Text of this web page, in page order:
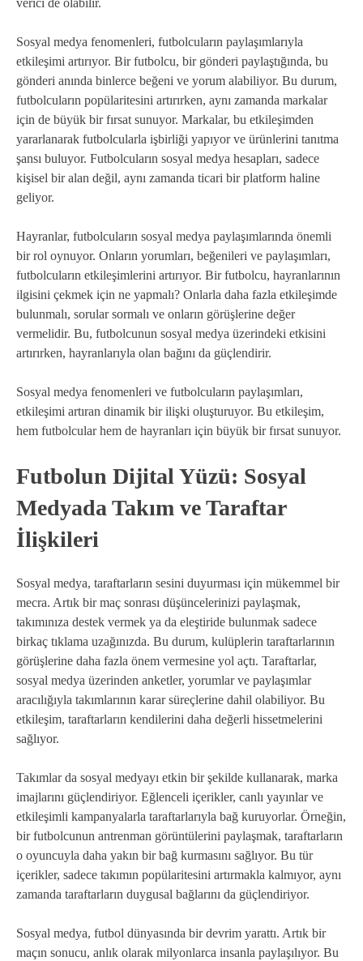
Sosyal medya fenomenleri, futbolcuların paylaşımlarıyla
etkileşimi artırıyor. Bir futbolcu, bir gönderi paylaştığında, bu
gönderi anında binlerce beğeni ve yorum alabiliyor. Bu durum,
futbolcuların popülaritesini artırırken, aynı zamanda markalar
için de büyük bir fırsat sunuyor. Markalar, bu etkileşimden
yararlanarak futbolcularla işbirliği yapıyor ve ürünlerini tanıtma
şansı buluyor. Futbolcuların sosyal medya hesapları, sadece
kişisel bir alan değil, aynı zamanda ticari bir platform haline
geliyor.
Hayranlar, futbolcuların sosyal medya paylaşımlarında önemli
bir rol oynuyor. Onların yorumları, beğenileri ve paylaşımları,
futbolcuların etkileşimlerini artırıyor. Bir futbolcu, hayranlarının
ilgisini çekmek için ne yapmalı? Onlarla daha fazla etkileşimde
bulunmalı, sorular sormalı ve onların görüşlerine değer
vermelidir. Bu, futbolcunun sosyal medya üzerindeki etkisini
artırırken, hayranlarıyla olan bağını da güçlendirir.
Sosyal medya fenomenleri ve futbolcuların paylaşımları,
etkileşimi artıran dinamik bir ilişki oluşturuyor. Bu etkileşim,
hem futbolcular hem de hayranları için büyük bir fırsat sunuyor.
Futbolun Dijital Yüzü: Sosyal
Medyada Takım ve Taraftar
İlişkileri
Sosyal medya, taraftarların sesini duyurması için mükemmel bir
mecra. Artık bir maç sonrası düşüncelerinizi paylaşmak,
takımınıza destek vermek ya da eleştiride bulunmak sadece
birkaç tıklama uzağınızda. Bu durum, kulüplerin taraftarlarının
görüşlerine daha fazla önem vermesine yol açtı. Taraftarlar,
sosyal medya üzerinden anketler, yorumlar ve paylaşımlar
aracılığıyla takımlarının karar süreçlerine dahil olabiliyor. Bu
etkileşim, taraftarların kendilerini daha değerli hissetmelerini
sağlıyor.
Takımlar da sosyal medyayı etkin bir şekilde kullanarak, marka
imajlarını güçlendiriyor. Eğlenceli içerikler, canlı yayınlar ve
etkileşimli kampanyalarla taraftarlarıyla bağ kuruyorlar. Örneğin,
bir futbolcunun antrenman görüntülerini paylaşmak, taraftarların
o oyuncuyla daha yakın bir bağ kurmasını sağlıyor. Bu tür
içerikler, sadece takımın popülaritesini artırmakla kalmıyor, aynı
zamanda taraftarların duygusal bağlarını da güçlendiriyor.
Sosyal medya, futbol dünyasında bir devrim yarattı. Artık bir
maçın sonucu, anlık olarak milyonlarca insanla paylaşılıyor. Bu